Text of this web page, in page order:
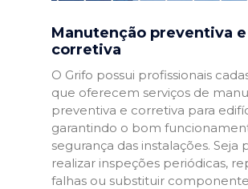
Manutenção preventiva e
corretiva
O Grifo possui profissionais
que oferecem serviços de
preventiva e corretiva para
garantindo o bom
segurança das instalações. Seja
realizar inspeções periódicas,
falhas ou substituir